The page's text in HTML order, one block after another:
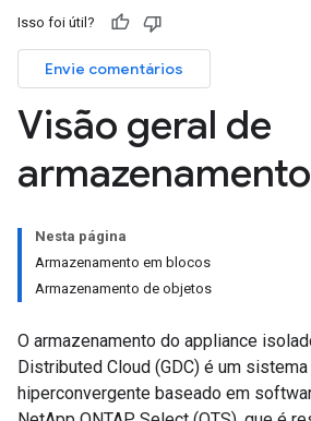
Isso foi útil?
Envie comentários
Visão geral de
armazenamento
Nesta página
Armazenamento em blocos
Armazenamento de objetos
O armazenamento do appliance
Distributed Cloud (GDC) é um
hiperconvergente baseado em